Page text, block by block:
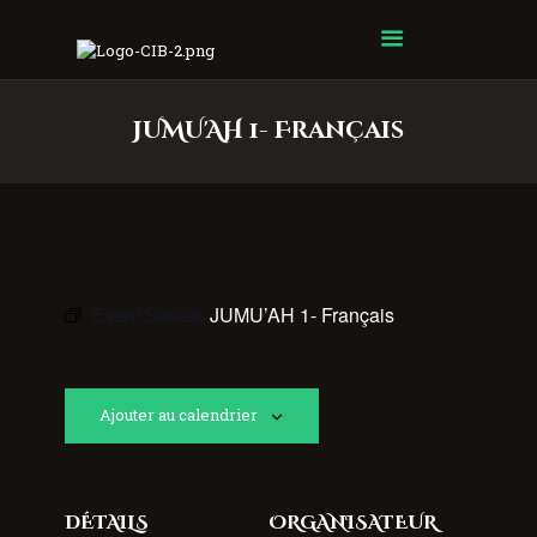
JUMU'AH 1- Français
Centre Islamique Badr
Event Series: JUMU’AH 1- Français
Ajouter au calendrier
DÉTAILS ORGANISATEUR